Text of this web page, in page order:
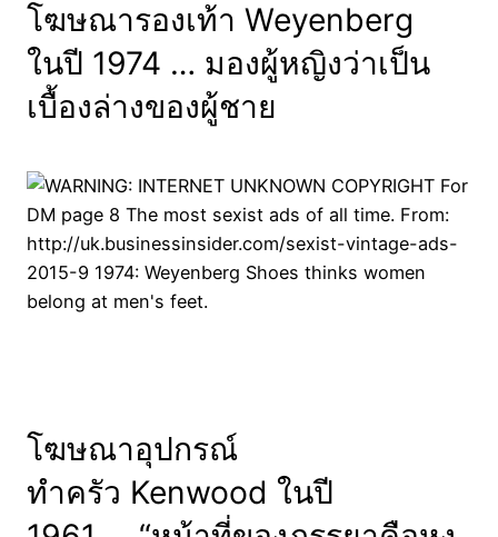
โฆษณารองเท้า Weyenberg
ในปี 1974 … มองผู้หญิงว่าเป็น
เบื้องล่างของผู้ชาย
โฆษณาอุปกรณ์
ทำครัว Kenwood ในปี